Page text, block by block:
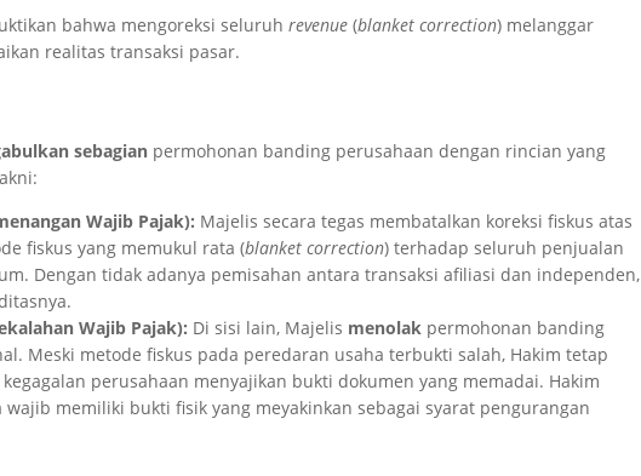
bahwa mengoreksi seluruhrevenue (blanket correction) melanggar
realitas transaksi pasar.
sebagian permohonan banding perusahaan dengan rincian yang
Wajib Pajak): Majelis secara tegas membatalkan koreksi fiskus atas
fiskus yang memukul rata (blanket correction) terhadap seluruh penjualan
Dengan tidak adanya pemisahan antara transaksi afiliasi dan independen,
Wajib Pajak): Di sisi lain, Majelis menolak permohonan banding
Meski metode fiskus pada peredaran usaha terbukti salah, Hakim tetap
perusahaan menyajikan bukti dokumen yang memadai. Hakim
memiliki bukti fisik yang meyakinkan sebagai syarat pengurangan